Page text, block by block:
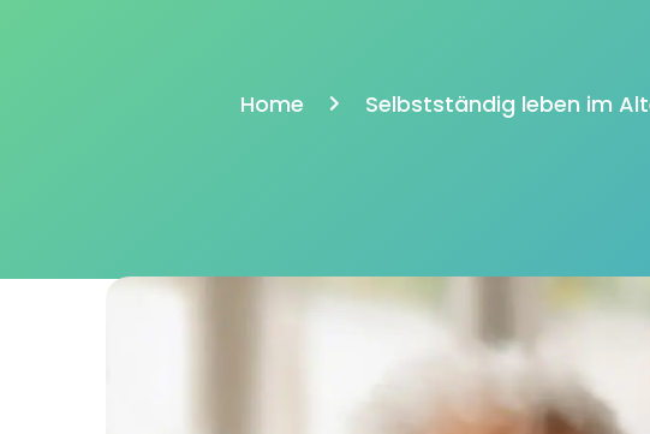
Home Selbstständig leben im